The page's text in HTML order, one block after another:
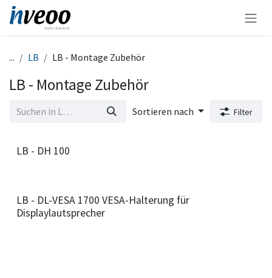
Zum Inhalt springen
... LB LB - Montage Zubehör
LB - Montage Zubehör
Sortieren nach Filter
LB - DH 100
LB - DL-VESA 1700 VESA-Halterung für
Displaylautsprecher